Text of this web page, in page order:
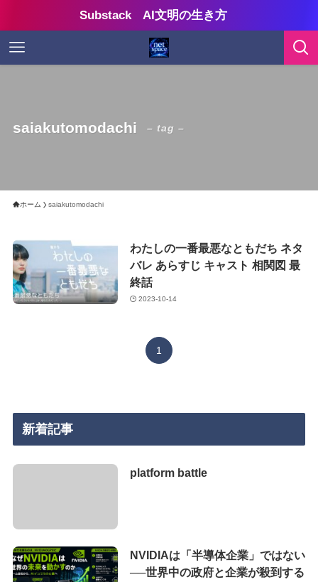
Substack AI文明の生き方
saiakutomodachi – tag –
ホーム saiakutomodachi
わたしの一番最悪なともだち ネタ
バレ あらすじ キャスト 相関図 最
終話
2023-10-14
1
新着記事
platform battle
NVIDIAは「半導体企業」ではない
──世界中の政府と企業が殺到する